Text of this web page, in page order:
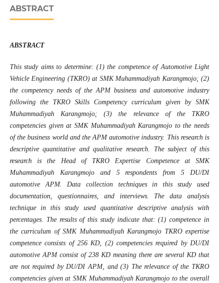
ABSTRACT
ABSTRACT
This study aims to determine: (1) the competence of Automotive Light
Vehicle Engineering (TKRO) at SMK Muhammadiyah Karangmojo; (2)
the competency needs of the APM business and automotive industry
following the TKRO Skills Competency curriculum given by SMK
Muhammadiyah Karangmojo; (3) the relevance of the TKRO
competencies given at SMK Muhammadiyah Karangmojo to the needs
of the business world and the APM automotive industry. This research is
descriptive quantitative and qualitative research. The subject of this
research is the Head of TKRO Expertise Competence at SMK
Muhammadiyah Karangmojo and 5 respondents from 5 DU/DI
automotive APM. Data collection techniques in this study used
documentation, questionnaires, and interviews. The data analysis
technique in this study used quantitative descriptive analysis with
percentages. The results of this study indicate that: (1) competence in
the curriculum of SMK Muhammadiyah Karangmojo TKRO expertise
competence consists of 256 KD, (2) competencies required by DU/DI
automotive APM consist of 238 KD meaning there are several KD that
are not required by DU/DI APM, and (3) The relevance of the TKRO
competencies given at SMK Muhammadiyah Karangmojo to the overall